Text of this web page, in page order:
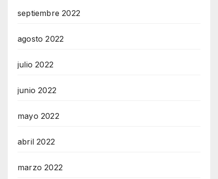
septiembre 2022
agosto 2022
julio 2022
junio 2022
mayo 2022
abril 2022
marzo 2022